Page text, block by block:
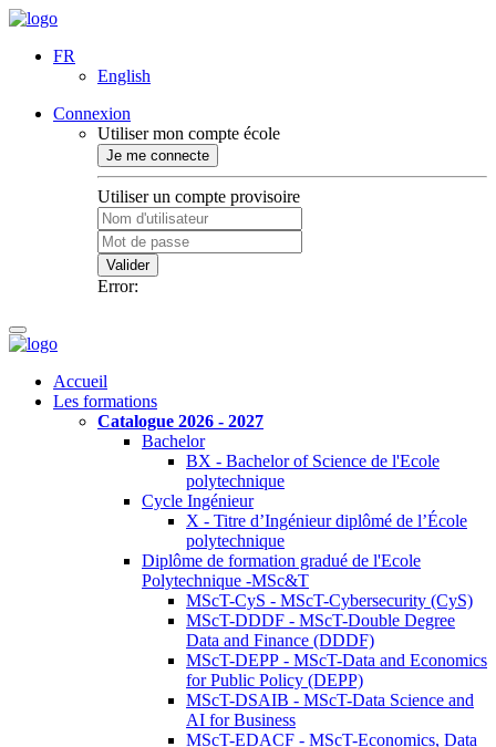
FR
English
Connexion
Utiliser mon compte école
Je me connecte
Utiliser un compte provisoire
Valider
Error:
Accueil
Les formations
Catalogue 2026 - 2027
Bachelor
BX - Bachelor of Science de l'Ecole
polytechnique
Cycle Ingénieur
X - Titre d’Ingénieur diplômé de l’École
polytechnique
Diplôme de formation gradué de l'Ecole
Polytechnique -MSc&T
MScT-CyS - MScT-Cybersecurity (CyS)
MScT-DDDF - MScT-Double Degree
Data and Finance (DDDF)
MScT-DEPP - MScT-Data and Economics
for Public Policy (DEPP)
MScT-DSAIB - MScT-Data Science and
AI for Business
MScT-EDACF - MScT-Economics, Data